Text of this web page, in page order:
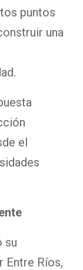
puntos
una
el
su
Entre Ríos,